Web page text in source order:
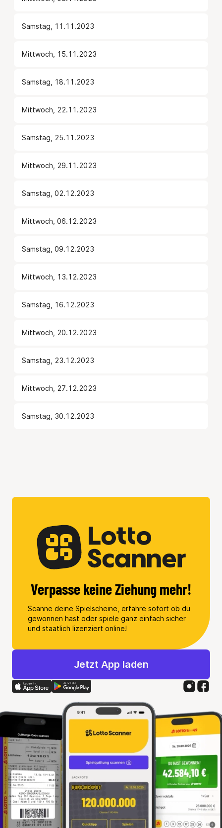
Samstag, 11.11.2023
Mittwoch, 15.11.2023
Samstag, 18.11.2023
Mittwoch, 22.11.2023
Samstag, 25.11.2023
Mittwoch, 29.11.2023
Samstag, 02.12.2023
Mittwoch, 06.12.2023
Samstag, 09.12.2023
Mittwoch, 13.12.2023
Samstag, 16.12.2023
Mittwoch, 20.12.2023
Samstag, 23.12.2023
Mittwoch, 27.12.2023
Samstag, 30.12.2023
Verpasse keine Ziehung mehr!
Scanne deine Spielscheine, erfahre sofort ob du
gewonnen hast oder spiele ganz einfach sicher
und staatlich lizenziert online!
Jetzt App laden